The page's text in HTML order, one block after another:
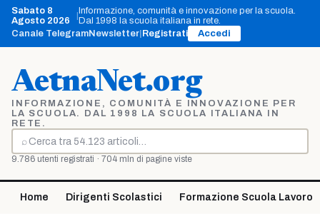
Vai
contenuto
Sabato 8
Agosto 2026
Informazione, comunità e innovazione per la scuola.
Dal 1998 la scuola italiana in rete.
Canale TelegramNewsletter Registrati Accedi
AetnaNet.org
INFORMAZIONE, COMUNITÀ E INNOVAZIONE PER
LA SCUOLA. DAL 1998 LA SCUOLA ITALIANA IN
RETE.
⌕
Cerca
9.786 utenti registrati · 704 mln di pagine viste
Home Dirigenti Scolastici Formazione Scuola Lavoro